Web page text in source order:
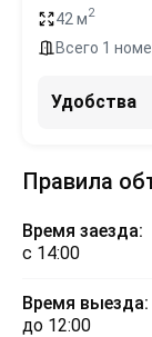
42 м2
Всего 1
Удобства
Правила
Время заезда:
с 14:00
Время выезда:
до 12:00